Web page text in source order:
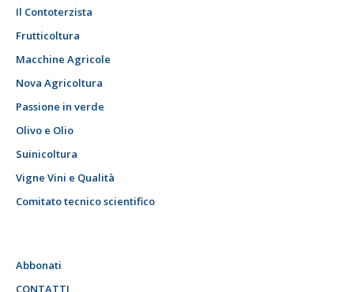
Il Contoterzista
Frutticoltura
Macchine Agricole
Nova Agricoltura
Passione in verde
Olivo e Olio
Suinicoltura
Vigne Vini e Qualità
Comitato tecnico scientifico
Abbonati